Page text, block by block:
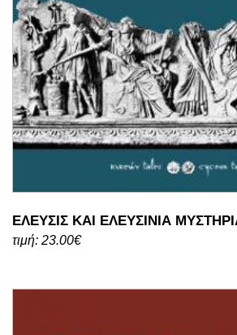
ΕΛΕΥΣΙΣ ΚΑΙ ΕΛΕΥΣΙΝΙΑ
τιμή: 23.00€